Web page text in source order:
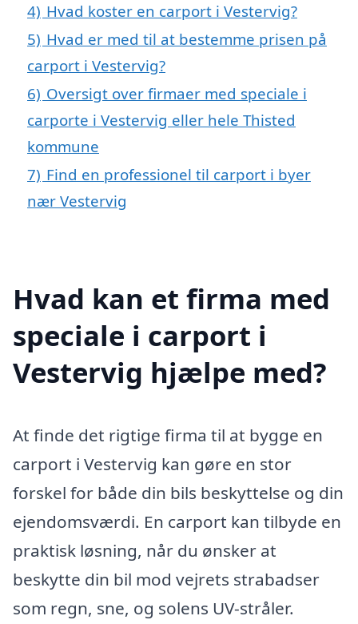
4) Hvad koster en carport i Vestervig?
5) Hvad er med til at bestemme prisen på
carport i Vestervig?
6) Oversigt over firmaer med speciale i
carporte i Vestervig eller hele Thisted
kommune
7) Find en professionel til carport i byer
nær Vestervig
Hvad kan et firma med
speciale i carport i
Vestervig hjælpe med?
At finde det rigtige firma til at bygge en
carport i Vestervig kan gøre en stor
forskel for både din bils beskyttelse og din
ejendomsværdi. En carport kan tilbyde en
praktisk løsning, når du ønsker at
beskytte din bil mod vejrets strabadser
som regn, sne, og solens UV-stråler.